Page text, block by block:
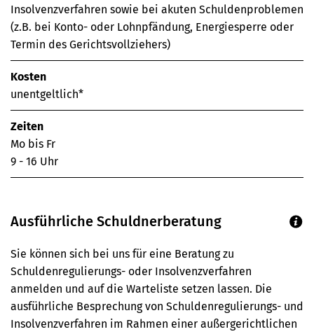
Insolvenzverfahren sowie bei akuten Schuldenproblemen
(z.B. bei Konto- oder Lohnpfändung, Energiesperre oder
Termin des Gerichtsvollziehers)
Kosten
unentgeltlich*
Zeiten
Mo bis Fr
9 - 16 Uhr
Ausführliche Schuldnerberatung
Sie können sich bei uns für eine Beratung zu
Schuldenregulierungs- oder Insolvenzverfahren
anmelden und auf die Warteliste setzen lassen. Die
ausführliche Besprechung von Schuldenregulierungs- und
Insolvenzverfahren im Rahmen einer außergerichtlichen